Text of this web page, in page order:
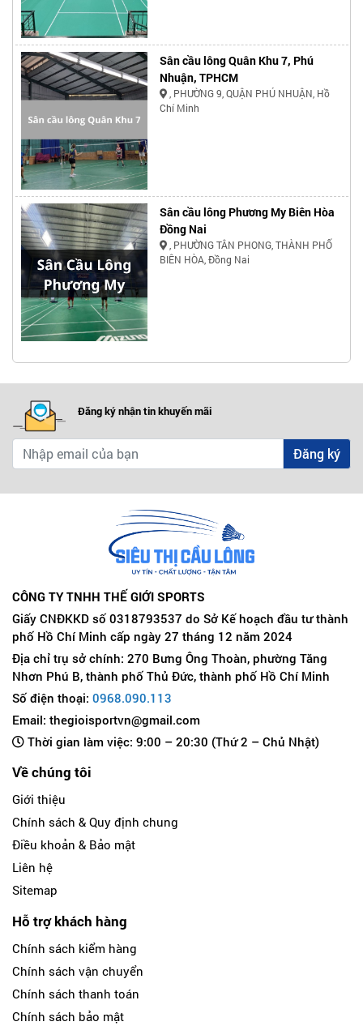
Sân cầu lông Quân Khu 7, Phú
Nhuận, TPHCM
, PHƯỜNG 9, QUẬN PHÚ NHUẬN, Hồ
Chí Minh
Sân cầu lông Phương My Biên Hòa
Đồng Nai
, PHƯỜNG TÂN PHONG, THÀNH PHỐ
BIÊN HÒA, Đồng Nai
Đăng ký nhận tin khuyến mãi
Đăng ký
CÔNG TY TNHH THẾ GIỚI SPORTS
Giấy CNĐKKD số 0318793537 do Sở Kế hoạch đầu tư thành
phố Hồ Chí Minh cấp ngày 27 tháng 12 năm 2024
Địa chỉ trụ sở chính: 270 Bưng Ông Thoàn, phường Tăng
Nhơn Phú B, thành phố Thủ Đức, thành phố Hồ Chí Minh
Số điện thoại: 0968.090.113
Email: thegioisportvn@gmail.com
Thời gian làm việc: 9:00 – 20:30 (Thứ 2 – Chủ Nhật)
Về chúng tôi
Giới thiệu
Chính sách & Quy định chung
Điều khoản & Bảo mật
Liên hệ
Sitemap
Hỗ trợ khách hàng
Chính sách kiểm hàng
Chính sách vận chuyển
Chính sách thanh toán
Chính sách bảo mật